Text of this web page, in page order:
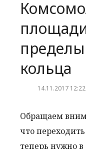
кольца
14.11.2017
Обращаем
что
теперь нужно